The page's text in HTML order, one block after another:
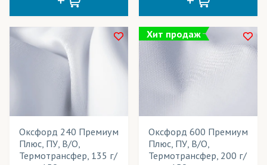
Дешайн
Дьюспо
Креп-Атлас
Крисфри
Лайтбокс
Тип товара
Cостав ткани
Оксфорд 240 Премиум
Плюс, ПУ, В/О,
Термотрансфер, 135 г/
Хит продаж
Оксфорд 600 Премиум
Плюс, ПУ, В/О,
Термотрансфер, 200 г/